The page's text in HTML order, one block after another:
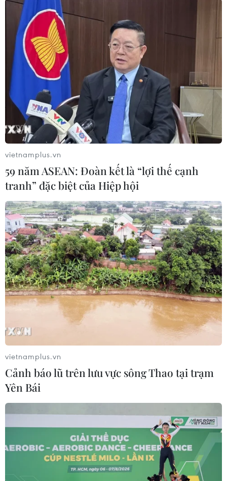
Tổng thống Nga thay đổi vị trí các chỉ
huy tại mặt trận Ukraine
CHIẾN SỰ MỸ, ISRAEL VỚI IRAN
Mỹ có đang chuẩn bị một chiến lược
mới nhằm vào Iran?
Iran và Oman thống nhất mở lại eo biển
Hormuz trong 60 ngày
Iran cảnh báo đáp trả nhằm vào hạ tầng năng
lượng khu vực nếu bị tấn công
Iran và Oman đạt thỏa thuận về tuyến vận tải
qua eo biển Hormuz
Từ hạt nhân đến eo biển Hormuz: Đòn
bẩy chiến lược mới của Iran
TIN LIÊN QUAN
vietnamplus.vn
59 năm ASEAN: Đoàn kết là “lợi thế cạnh
tranh” đặc biệt của Hiệp hội
vietnamplus.vn
Cảnh báo lũ trên lưu vực sông Thao tại trạm
Yên Bái